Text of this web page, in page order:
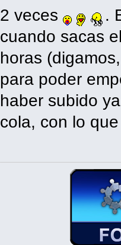
2 veces
.
cuando sacas
horas
para poder
haber subido
cola, con lo